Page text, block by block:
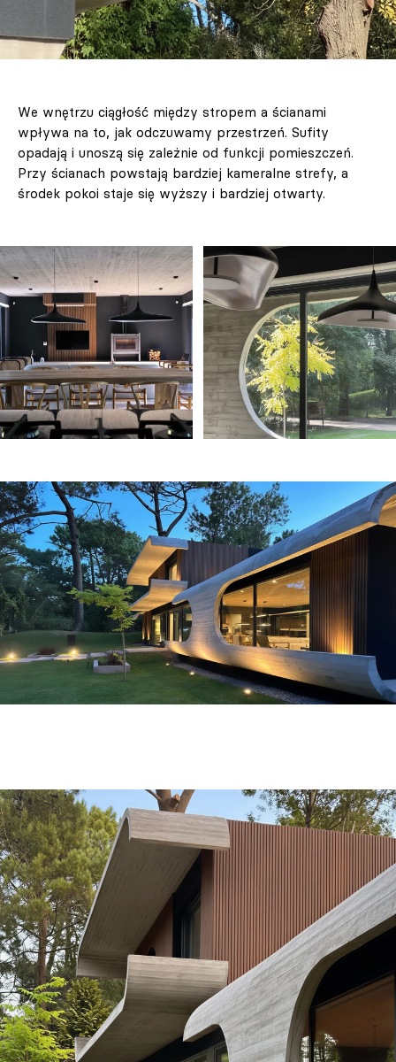
We wnętrzu ciągłość między stropem a ścianami
wpływa na to, jak odczuwamy przestrzeń. Sufity
opadają i unoszą się zależnie od funkcji pomieszczeń.
Przy ścianach powstają bardziej kameralne strefy, a
środek pokoi staje się wyższy i bardziej otwarty.